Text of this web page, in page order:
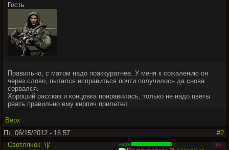
Гость
Правильно, с матом надо поаккуратнее. У меня к сожалению он
через слово, пытался исправиться почти получилось да снова
сорвался.
Хороший рассказ и концовка понравилась, только не надо цветы
рвать правильно ему кирпич прилетел.
Верх
Пт, 06/15/2012 - 16:57
#2
Светлячок \|/ +2098 -102